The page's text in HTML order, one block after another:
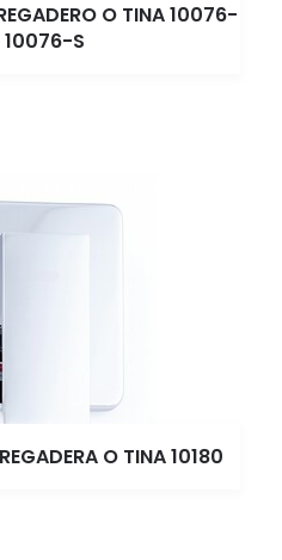
O TINA 10076-
10076-S
O TINA 10180